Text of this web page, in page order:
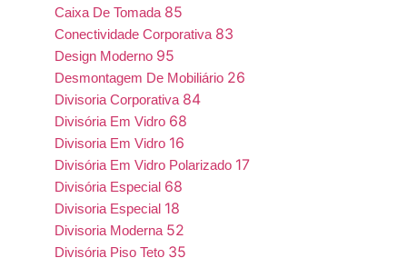
Caixa De Tomada 85
Conectividade Corporativa 83
Design Moderno 95
Desmontagem De Mobiliário 26
Divisoria Corporativa 84
Divisória Em Vidro 68
Divisoria Em Vidro 16
Divisória Em Vidro Polarizado 17
Divisória Especial 68
Divisoria Especial 18
Divisoria Moderna 52
Divisória Piso Teto 35